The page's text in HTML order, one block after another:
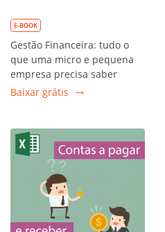
E-BOOK
Gestão Financeira: tudo o
que uma micro e pequena
empresa precisa saber
Baixar grátis